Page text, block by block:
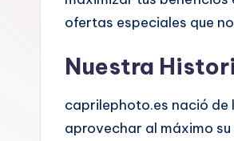
ofertas especiales que
Nuestra
caprilephoto.es nació de
aprovechar al máximo su